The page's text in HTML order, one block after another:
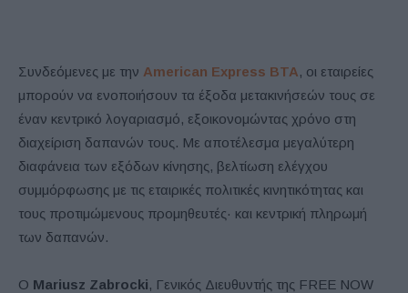
Συνδεόμενες με την American Express BTA, οι εταιρείες
μπορούν να ενοποιήσουν τα έξοδα μετακινήσεών τους σε
έναν κεντρικό λογαριασμό, εξοικονομώντας χρόνο στη
διαχείριση δαπανών τους. Με αποτέλεσμα μεγαλύτερη
διαφάνεια των εξόδων κίνησης, βελτίωση ελέγχου
συμμόρφωσης με τις εταιρικές πολιτικές κινητικότητας και
τους προτιμώμενους προμηθευτές· και κεντρική πληρωμή
των δαπανών.
Ο Mariusz Zabrocki, Γενικός Διευθυντής της FREE NOW